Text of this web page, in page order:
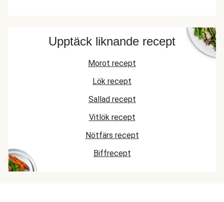
Upptäck liknande recept
Morot recept
Lök recept
Sallad recept
Vitlök recept
Nötfärs recept
Biffrecept